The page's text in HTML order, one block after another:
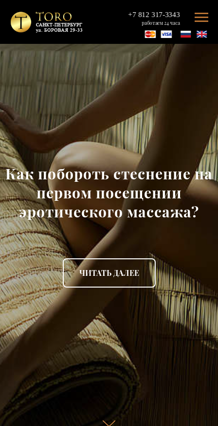
+7 812 317-3343
работаем 24 часа
Как побороть стеснение на
первом посещении
эротического массажа?
ЧИТАТЬ ДАЛЕЕ